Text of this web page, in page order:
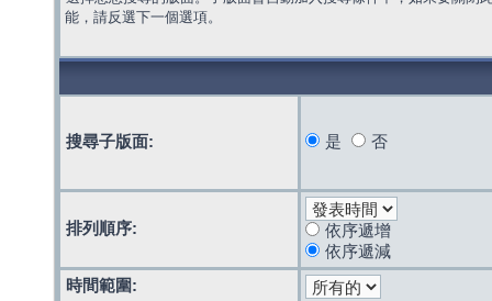
能，請反選下一個選項。
搜尋子版面: 是 否
排列順序:
依序遞增
依序遞減
時間範圍: